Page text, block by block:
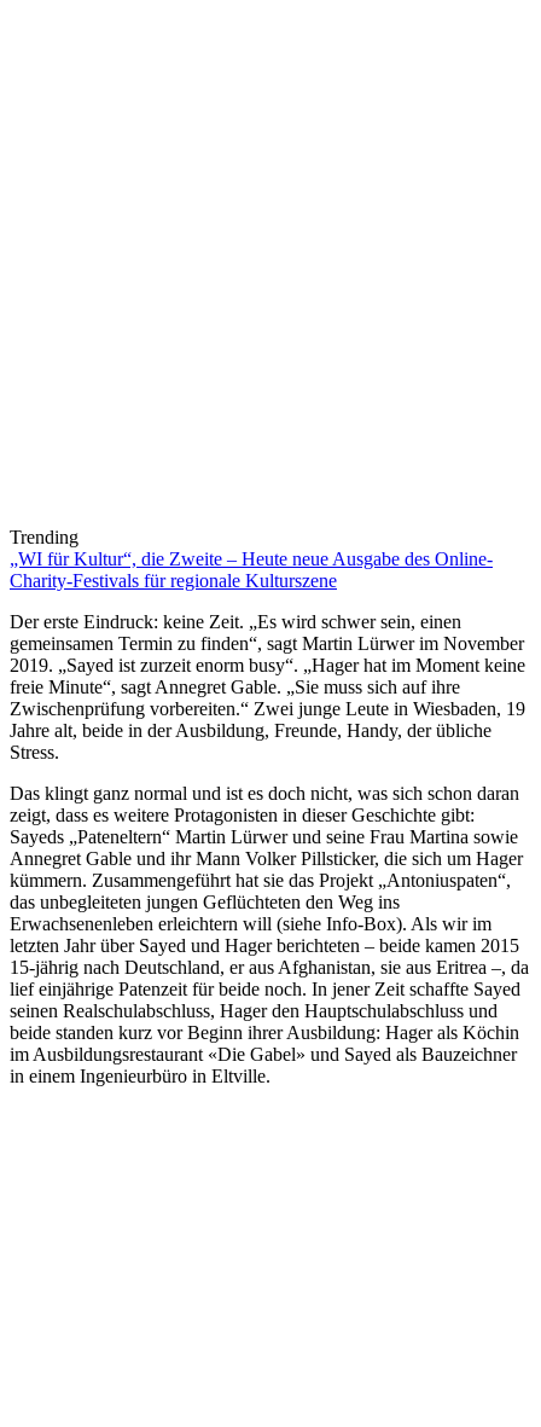
Trending
„WI für Kultur“, die Zweite – Heute neue Ausgabe des Online-
Charity-Festivals für regionale Kulturszene
Der erste Eindruck: keine Zeit. „Es wird schwer sein, einen
gemeinsamen Termin zu finden“, sagt Martin Lürwer im November
2019. „Sayed ist zurzeit enorm busy“. „Hager hat im Moment keine
freie Minute“, sagt Annegret Gable. „Sie muss sich auf ihre
Zwischenprüfung vorbereiten.“ Zwei junge Leute in Wiesbaden, 19
Jahre alt, beide in der Ausbildung, Freunde, Handy, der übliche
Stress.
Das klingt ganz normal und ist es doch nicht, was sich schon daran
zeigt, dass es weitere Protagonisten in dieser Geschichte gibt:
Sayeds „Pateneltern“ Martin Lürwer und seine Frau Martina sowie
Annegret Gable und ihr Mann Volker Pillsticker, die sich um Hager
kümmern. Zusammengeführt hat sie das Projekt „Antoniuspaten“,
das unbegleiteten jungen Geflüchteten den Weg ins
Erwachsenenleben erleichtern will (siehe Info-Box). Als wir im
letzten Jahr über Sayed und Hager berichteten – beide kamen 2015
15-jährig nach Deutschland, er aus Afghanistan, sie aus Eritrea –, da
lief einjährige Patenzeit für beide noch. In jener Zeit schaffte Sayed
seinen Realschulabschluss, Hager den Hauptschulabschluss und
beide standen kurz vor Beginn ihrer Ausbildung: Hager als Köchin
im Ausbildungsrestaurant «Die Gabel» und Sayed als Bauzeichner
in einem Ingenieurbüro in Eltville.